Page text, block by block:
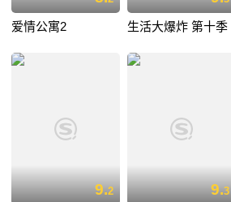
爱情公寓2 生活大爆炸 第十季
9.2 9.3